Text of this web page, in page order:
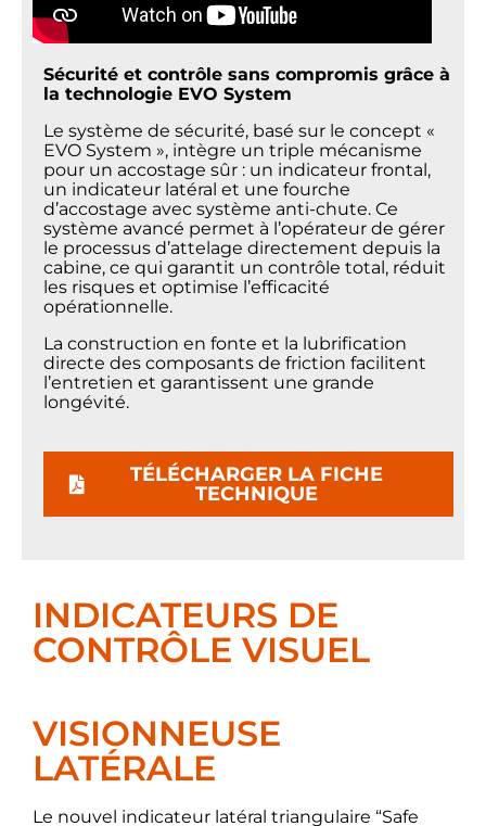
Sécurité et contrôle sans compromis grâce à
la technologie EVO System
Le système de sécurité, basé sur le concept «
EVO System », intègre un triple mécanisme
pour un accostage sûr : un indicateur frontal,
un indicateur latéral et une fourche
d’accostage avec système anti-chute. Ce
système avancé permet à l’opérateur de gérer
le processus d’attelage directement depuis la
cabine, ce qui garantit un contrôle total, réduit
les risques et optimise l’efficacité
opérationnelle.
La construction en fonte et la lubrification
directe des composants de friction facilitent
l’entretien et garantissent une grande
longévité.
TÉLÉCHARGER LA FICHE
TECHNIQUE
INDICATEURS DE
CONTRÔLE VISUEL
VISIONNEUSE
LATÉRALE
Le nouvel indicateur latéral triangulaire “Safe